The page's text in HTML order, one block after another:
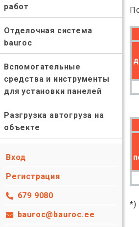
работ
Отделочная система
bauroc
Вспомогательные
средства и инструменты
для установки панелей
Разгрузка автогруза на
объекте
Вход
Регистрация
679 9080
bauroc@bauroc.ee
*)